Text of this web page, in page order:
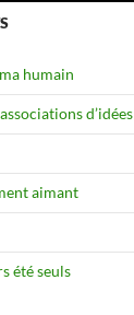
humain
d’idées
aimant
été seuls